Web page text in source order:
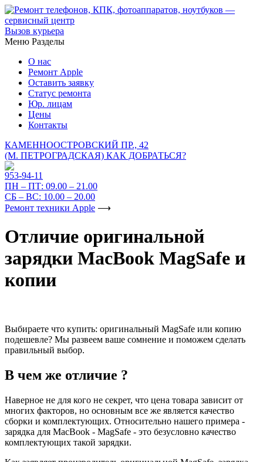
Вызов курьера
Меню Разделы
О нас
Ремонт Apple
Оставить заявку
Статус ремонта
Юр. лицам
Цены
Контакты
КАМЕННООСТРОВСКИЙ ПР., 42
(М. ПЕТРОГРАДСКАЯ) КАК ДОБРАТЬСЯ?
953-94-11
ПН – ПТ: 09.00 – 21.00
СБ – ВС: 10.00 – 20.00
Ремонт техники Apple ⟶
Отличие оригинальной
зарядки MacBook MagSafe и
копии
Выбираете что купить: оригинальный MagSafe или копию
подешевле? Мы развеем ваше сомнение и поможем сделать
правильный выбор.
В чем же отличие ?
Наверное не для кого не секрет, что цена товара зависит от
многих факторов, но основным все же является качество
сборки и комплектующих. Относительно нашего примера -
зарядка для MacBook - MagSafe - это безусловно качество
комплектующих такой зарядки.